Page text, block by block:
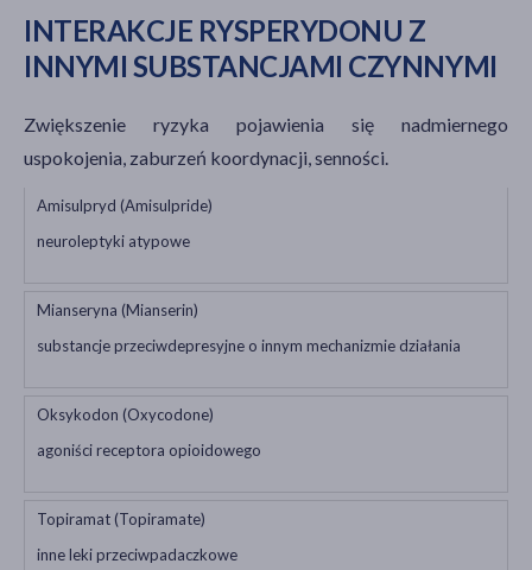
INTERAKCJE RYSPERYDONU Z
INNYMI SUBSTANCJAMI CZYNNYMI
Zwiększenie ryzyka pojawienia się nadmiernego
uspokojenia, zaburzeń koordynacji, senności.
Amisulpryd (Amisulpride)
neuroleptyki atypowe
Mianseryna (Mianserin)
substancje przeciwdepresyjne o innym mechanizmie działania
Oksykodon (Oxycodone)
agoniści receptora opioidowego
Topiramat (Topiramate)
inne leki przeciwpadaczkowe